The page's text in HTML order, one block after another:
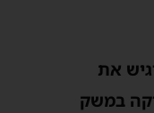
את
במשק